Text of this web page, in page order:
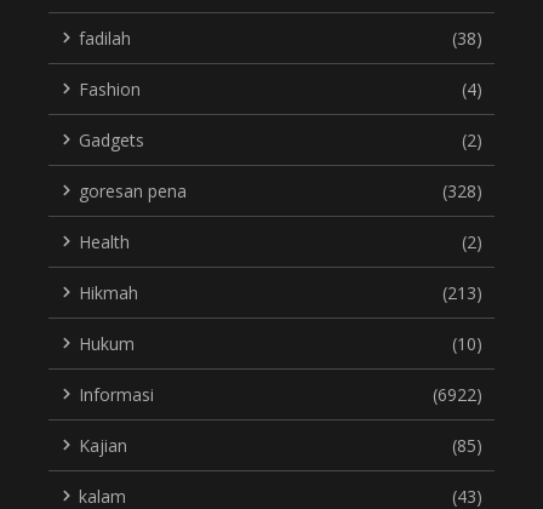
fadilah (38)
Fashion (4)
Gadgets (2)
goresan pena (328)
Health (2)
Hikmah (213)
Hukum (10)
Informasi (6922)
Kajian (85)
kalam (43)